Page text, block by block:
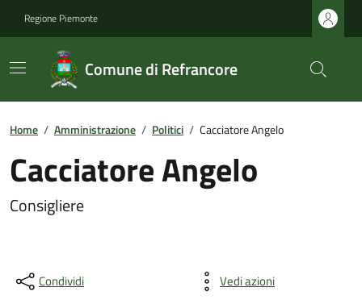
Regione Piemonte
Comune di Refrancore
Home / Amministrazione / Politici / Cacciatore Angelo
Cacciatore Angelo
Consigliere
Condividi Vedi azioni